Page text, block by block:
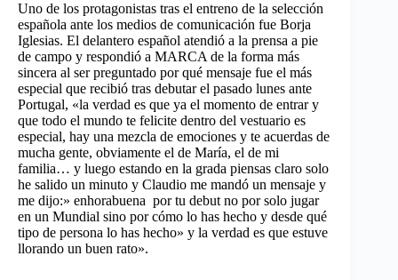
Uno de los protagonistas tras el entreno de la selección
española ante los medios de comunicación fue Borja
Iglesias. El delantero español atendió a la prensa a pie
de campo y respondió a MARCA de la forma más
sincera al ser preguntado por qué mensaje fue el más
especial que recibió tras debutar el pasado lunes ante
Portugal, «la verdad es que ya el momento de entrar y
que todo el mundo te felicite dentro del vestuario es
especial, hay una mezcla de emociones y te acuerdas de
mucha gente, obviamente el de María, el de mi
familia… y luego estando en la grada piensas claro solo
he salido un minuto y Claudio me mandó un mensaje y
me dijo:» enhorabuena por tu debut no por solo jugar
en un Mundial sino por cómo lo has hecho y desde qué
tipo de persona lo has hecho» y la verdad es que estuve
llorando un buen rato».